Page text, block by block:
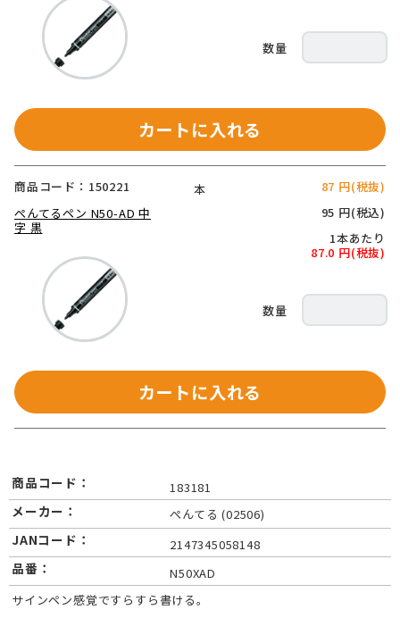
カートに入れる
商品コード：150221
ぺんてるペン N50-AD 中
字 黒
本
87 円(税抜)
95 円(税込)
1本あたり
87.0 円(税抜)
カートに入れる
商品コード： 183181
メーカー： ぺんてる (02506)
JANコード： 2147345058148
品番：
N50XAD
サインペン感覚ですらすら書ける。